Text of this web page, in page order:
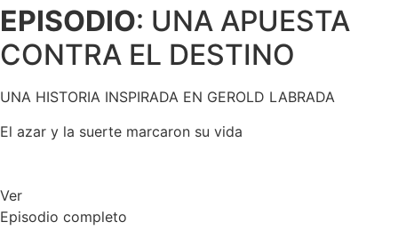
EPISODIO: UNA APUESTA
CONTRA EL DESTINO
UNA HISTORIA INSPIRADA EN GEROLD LABRADA
El azar y la suerte marcaron su vida
Ver
Episodio completo